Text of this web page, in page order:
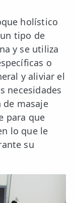
holístico
tipo de
y se utiliza
o
y aliviar el
necesidades
masaje
para que
lo que le
su